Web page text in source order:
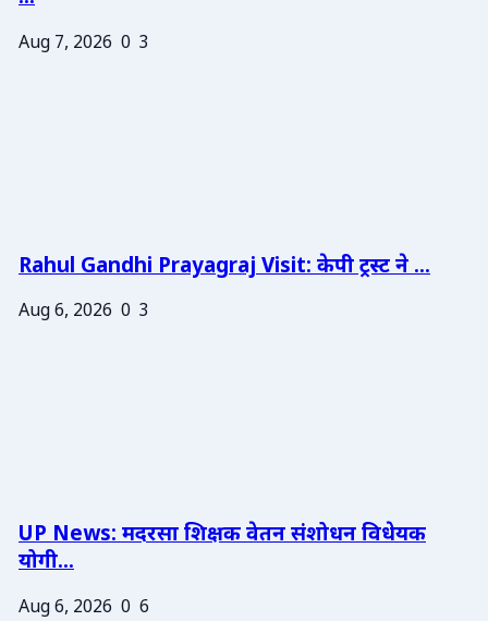
Aug 7, 2026 0 3
Rahul Gandhi Prayagraj Visit: केपी ट्रस्ट ने ...
Aug 6, 2026 0 3
UP News: मदरसा शिक्षक वेतन संशोधन विधेयक
योगी...
Aug 6, 2026 0 6